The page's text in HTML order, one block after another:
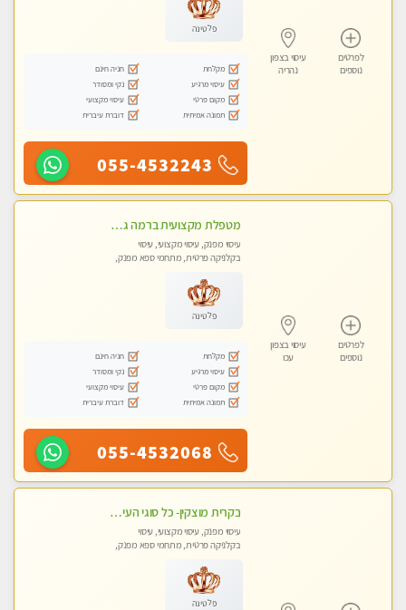
לפרטים
נוספים
עיסוי בצפון
נהריה
פלטינה
מקלחת
חניה חינם
עיסוי מרגיע
נקי ומסודר
מקום פרטי
עיסוי מקצועי
תמונה אמיתית
דוברת עיברית
055-4532243
לפרטים
נוספים
עיסוי בצפון
עכו
מטפלת מקצועית ברמה גבוהה מומלץ מאוד !!! . . highly recommended -אין פרטים נוספים במקום -ללא מין !!
עיסוי מפנק, עיסוי מקצועי, עיסוי
בקלניקה פרטית, מתחמי ספא מפנק,
פלטינה
מקלחת
חניה חינם
עיסוי מרגיע
נקי ומסודר
מקום פרטי
עיסוי מקצועי
תמונה אמיתית
דוברת עיברית
055-4532068
בקרית מוצקין- כל סוגי העיסויים מעסה מקצועית ואיכותית פרטי!!! -ללא מין !
עיסוי מפנק, עיסוי מקצועי, עיסוי
בקלניקה פרטית, מתחמי ספא מפנק,
פלטינה